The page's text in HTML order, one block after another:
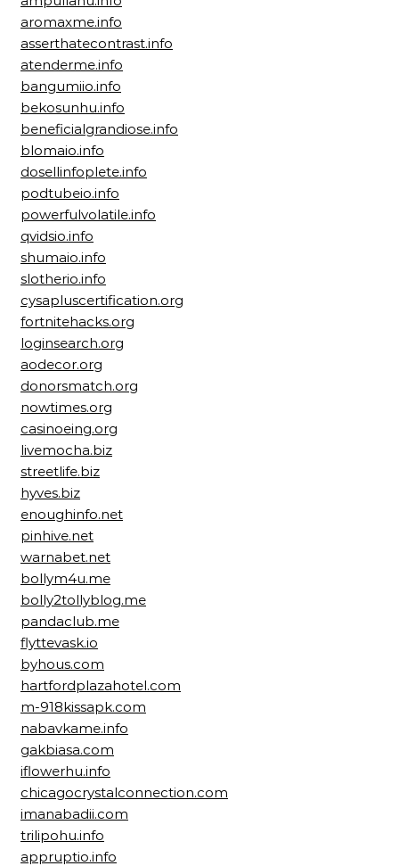
aromaxme.info
asserthatecontrast.info
atenderme.info
bangumiio.info
bekosunhu.info
beneficialgrandiose.info
blomaio.info
dosellinfoplete.info
podtubeio.info
powerfulvolatile.info
qvidsio.info
shumaio.info
slotherio.info
cysapluscertification.org
fortnitehacks.org
loginsearch.org
aodecor.org
donorsmatch.org
nowtimes.org
casinoeing.org
livemocha.biz
streetlife.biz
hyves.biz
enoughinfo.net
pinhive.net
warnabet.net
bollym4u.me
bolly2tollyblog.me
pandaclub.me
flyttevask.io
byhous.com
hartfordplazahotel.com
m-918kissapk.com
nabavkame.info
gakbiasa.com
iflowerhu.info
chicagocrystalconnection.com
imanabadii.com
trilipohu.info
appruptio.info